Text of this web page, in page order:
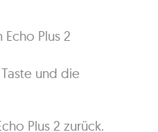
Plus 2
und die
Plus 2 zurück.